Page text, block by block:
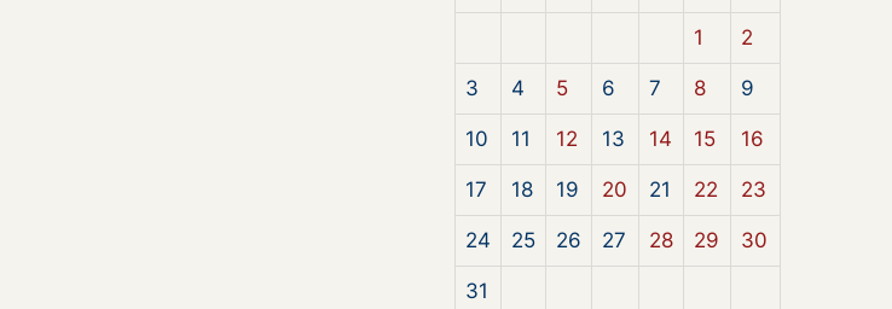
1 2
3 4 5 6 7 8 9
10 11 12 13 14 15 16
17 18 19 20 21 22 23
24 25 26 27 28 29 30
31